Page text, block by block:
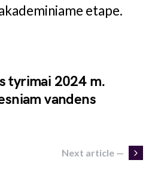
etape.
tyrimai 2024 m.
vandens
Next article —